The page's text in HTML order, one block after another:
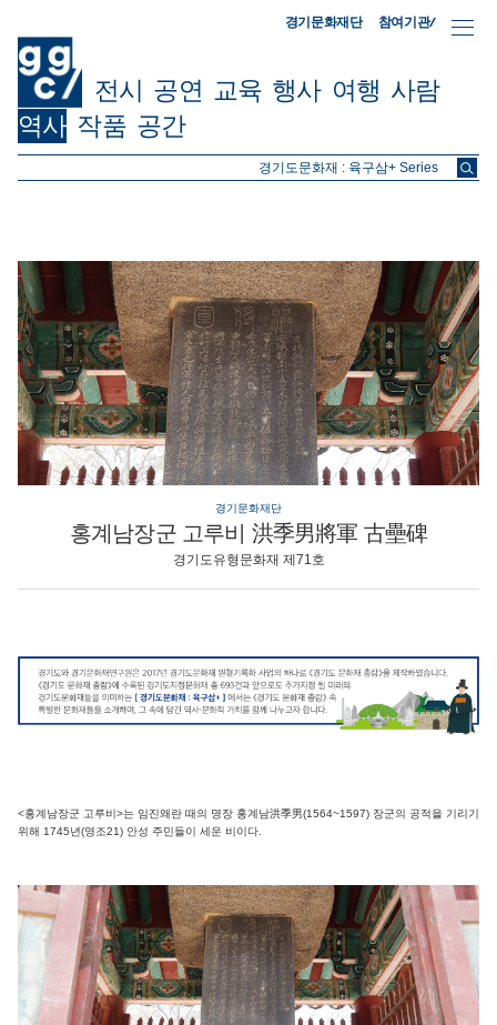
경기문화재단 참여기관/
전시 공연 교육 행사 여행 사람
역사 작품 공간
ggc/
경기문화재단
홍계남장군 고루비 洪季男將軍 古壘碑
경기도유형문화재 제71호
<홍계남장군 고루비>는 임진왜란 때의 명장 홍계남洪季男(1564~1597) 장군의 공적을 기리기
위해 1745년(영조21) 안성 주민들이 세운 비이다.